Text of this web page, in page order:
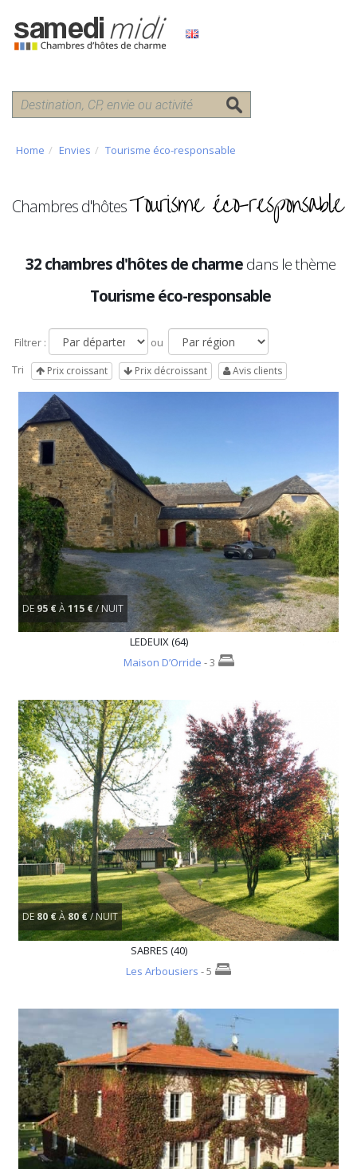
Home Envies Tourisme éco-responsable
Chambres d'hôtesTourisme éco-responsable
32 chambres d'hôtes de charmedans le thème
Tourisme éco-responsable
Filtrer :
ou
Tri
Prix croissant Prix décroissant Avis clients
DE 95 €À115 €/ NUIT
LEDEUIX (64)
Maison D’Orride - 3
DE80 €À 80 €/ NUIT
SABRES (40)
Les Arbousiers - 5